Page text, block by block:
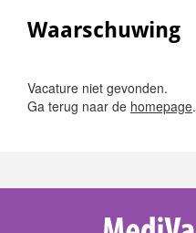
Waarschuwing
Vacature niet gevonden.
Ga terug naar de homepage.